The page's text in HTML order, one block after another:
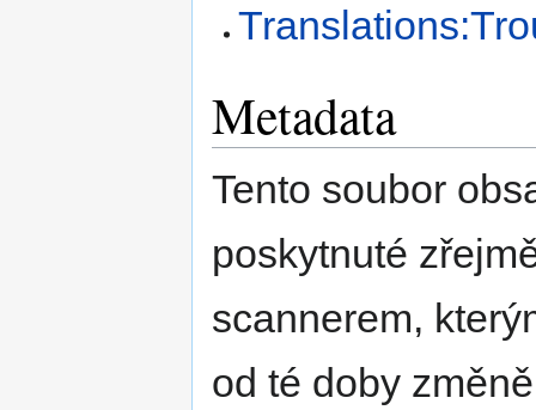
Metadata
Tento soubor
poskytnuté
scannerem,
od té doby